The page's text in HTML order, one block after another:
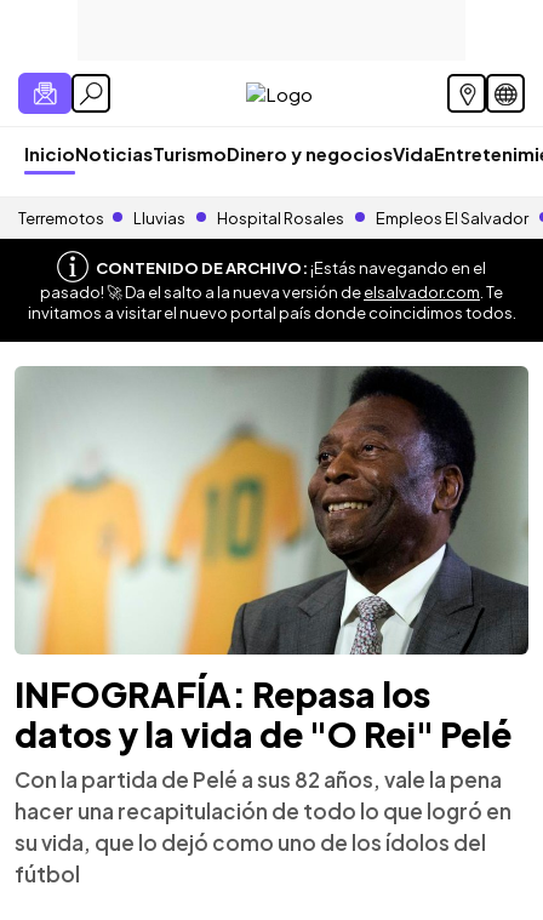
InicioNoticiasTurismoDinero y negociosVida
Terremotos Lluvias Hospital Rosales Empleos El Salvador
CONTENIDO DE ARCHIVO:¡Estás navegando en el
pasado! 🚀 Da el salto a la nueva versión deelsalvador.com . Te
invitamos a visitar el nuevo portal país donde coincidimos todos.
INFOGRAFÍA: Repasa los
datos y la vida de "O Rei" Pelé
Con la partida de Pelé a sus 82 años, vale la pena
hacer una recapitulación de todo lo que logró en
su vida, que lo dejó como uno de los ídolos del
fútbol